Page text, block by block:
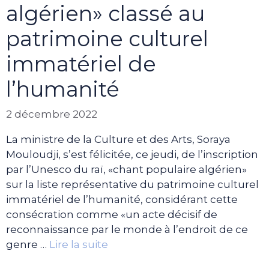
algérien» classé au
patrimoine culturel
immatériel de
l’humanité
2 décembre 2022
La ministre de la Culture et des Arts, Soraya
Mouloudji, s’est félicitée, ce jeudi, de l’inscription
par l’Unesco du raï, «chant populaire algérien»
sur la liste représentative du patrimoine culturel
immatériel de l’humanité, considérant cette
consécration comme «un acte décisif de
reconnaissance par le monde à l’endroit de ce
genre … Lire la suite